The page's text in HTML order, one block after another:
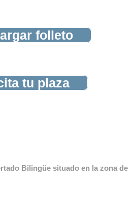
folleto
tu plaza
Bilingüe situado en la zona de